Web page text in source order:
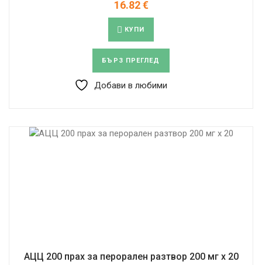
16.82€
КУПИ
БЪРЗ ПРЕГЛЕД
Добави в любими
АЦЦ 200 прах за перорален разтвор 200 мг x 20